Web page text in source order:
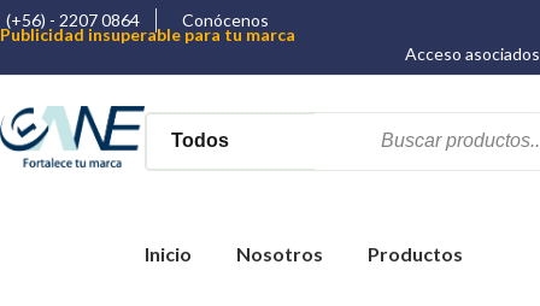
(+56) - 2207 0864 Conócenos
Publicidad insuperable para tu marca
Acceso asociados
Inicio Nosotros Productos